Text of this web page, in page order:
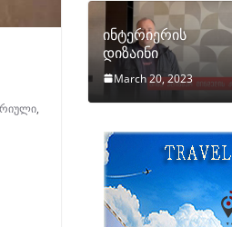
,
ინტერიერის
დიზაინი
March 20, 2023
, ინტერიერი , დიზაინი ,